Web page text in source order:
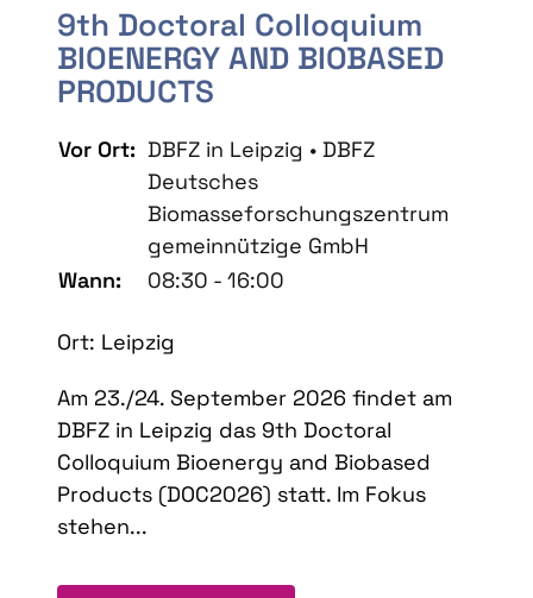
9th Doctoral Colloquium
BIOENERGY AND BIOBASED
PRODUCTS
Vor Ort: DBFZ in Leipzig • DBFZ
Deutsches
Biomasseforschungszentrum
gemeinnützige GmbH
Wann:
08:30 - 16:00
Ort: Leipzig
Am 23./24. September 2026 findet am
DBFZ in Leipzig das 9th Doctoral
Colloquium Bioenergy and Biobased
Products (DOC2026) statt. Im Fokus
stehen...